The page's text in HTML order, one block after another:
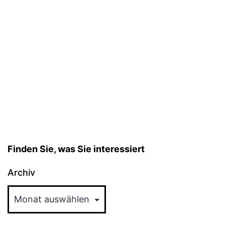
Finden Sie, was Sie interessiert
Archiv